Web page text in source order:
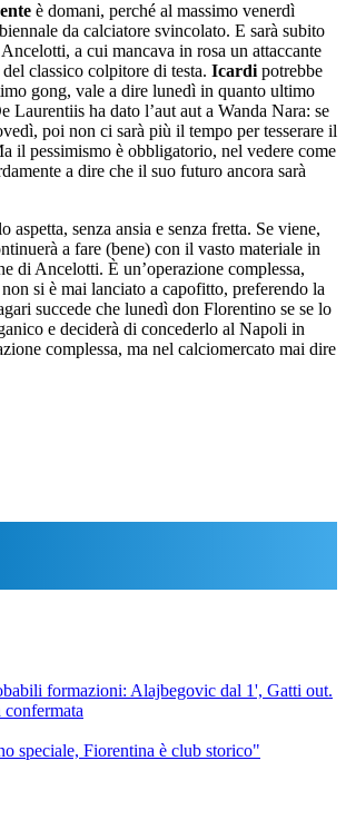
è domani, perché al massimo venerdì
da calciatore svincolato. E sarà subito
a cui mancava in rosa un attaccante
classico colpitore di testa. Icardi potrebbe
gong, vale a dire lunedì in quanto ultimo
Laurentiis ha dato l’aut aut a Wanda Nara: se
poi non ci sarà più il tempo per tesserare il
il pessimismo è obbligatorio, nel vedere come
a dire che il suo futuro ancora sarà
aspetta, senza ansia e senza fretta. Se viene,
a fare (bene) con il vasto materiale in
di Ancelotti. È un’operazione complessa,
si è mai lanciato a capofitto, preferendo la
succede che lunedì don Florentino se se lo
e deciderà di concederlo al Napoli in
complessa, ma nel calciomercato mai dire
formazioni: Alajbegovic dal 1', Gatti out.
speciale, Fiorentina è club storico"